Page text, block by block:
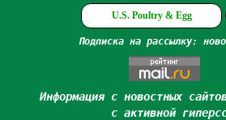
U.S. Poultry & Egg
Подписка на рассылку:
Информация с новостных
с активной